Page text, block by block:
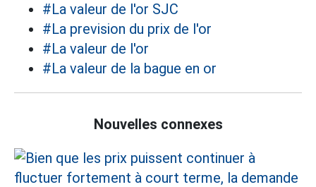
#La valeur de l'or SJC
#La prevision du prix de l'or
#La valeur de l'or
#La valeur de la bague en or
Nouvelles connexes